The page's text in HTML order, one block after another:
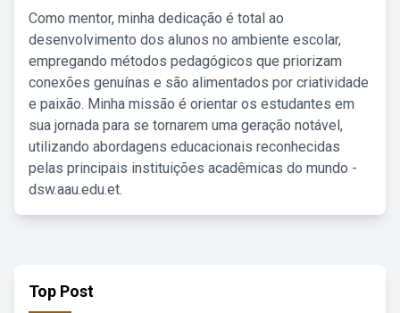
Como mentor, minha dedicação é total ao
desenvolvimento dos alunos no ambiente escolar,
empregando métodos pedagógicos que priorizam
conexões genuínas e são alimentados por criatividade
e paixão. Minha missão é orientar os estudantes em
sua jornada para se tornarem uma geração notável,
utilizando abordagens educacionais reconhecidas
pelas principais instituições acadêmicas do mundo -
dsw.aau.edu.et.
Top Post